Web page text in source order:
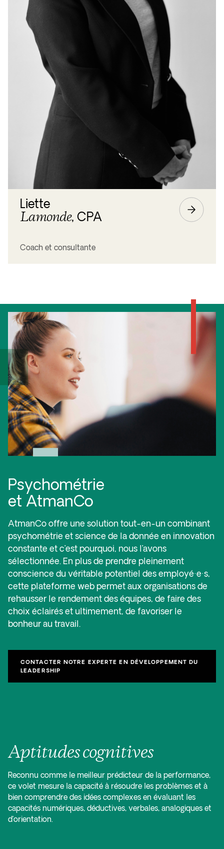
Liette
Lamonde, CPA
Coach et consultante
Psychométrie
et AtmanCo
AtmanCo offre une solution tout-en-un combinant
psychométrie et science de la donnée en innovation
constante et c’est pourquoi, nous l’avons
sélectionnée. En plus de prendre pleinement
conscience du véritable potentiel des employé·e·s,
cette plateforme web permet aux organisations de
rehausser le rendement des équipes, de faire des
choix éclairés et ultimement, de favoriser le
bonheur au travail.
CONTACTER NOTRE EXPERTE EN DÉVELOPPEMENT DU
LEADERSHIP
Aptitudes cognitives
Reconnu comme le meilleur prédicteur de la performance,
ce volet mesure la capacité à résoudre les problèmes et à
bien comprendre des idées complexes en évaluant les
capacités numériques, déductives, verbales, analogiques et
d’orientation.